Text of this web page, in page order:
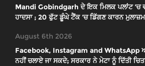
Mandi Gobindgarh ਦੇ ਇਕ ਮਿਲਕ ਪਲਾਂਟ ’ਚ
ਹਾਦਸਾ ; 20 ਫੁੱਟ ਡੂੰਘੇ ਟੈਂਕ ’ਚ ਡਿੱਗਣ ਕਾਰਨ
August 6th 2026
Facebook, Instagram and WhatsApp
ਨਹੀਂ ਚਲਾਏ ਜਾ ਸਕਦੇ; ਸਰਕਾਰ ਨੇ ਮੇਟਾ ਨੂੰ ਦਿੱਤੀ